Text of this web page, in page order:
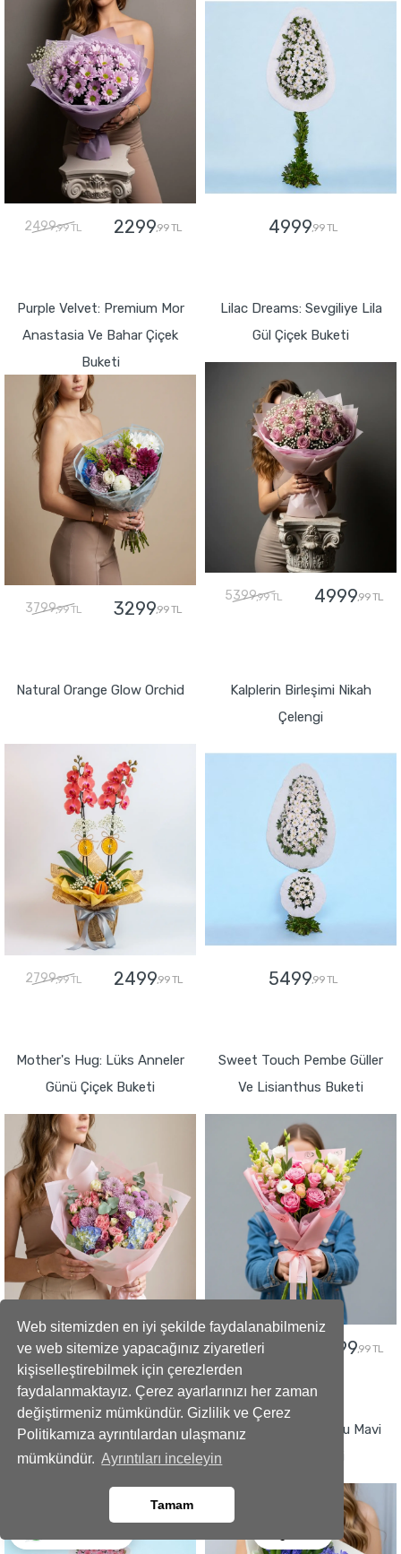
Web sitemizden en iyi şekilde faydalanabilmeniz
ve web sitemize yapacağınız ziyaretleri
kişiselleştirebilmek için çerezlerden
faydalanmaktayız. Çerez ayarlarınızı her zaman
değiştirmeniz mümkündür. Gizlilik ve Çerez
Politikamıza ayrıntılardan ulaşmanız
mümkündür. Ayrıntıları inceleyin
Tamam
2499,99 TL 2299,99 TL 4999,99 TL
Purple Velvet: Premium Mor
Anastasia Ve Bahar Çiçek
Buketi
3799,99 TL 3299,99 TL
Lilac Dreams: Sevgiliye Lila
Gül Çiçek Buketi
5399,99 TL 4999,99 TL
Natural Orange Glow Orchid
2799,99 TL 2499,99 TL
Kalplerin Birleşimi Nikah
Çelengi
5499,99 TL
Mother's Hug: Lüks Anneler
Günü Çiçek Buketi
5799,99 TL 5299,99 TL
GÖNDER
Sweet Touch Pembe Güller
Ve Lisianthus Buketi
2799,99 TL 2499,99 TL
GÖNDER
Büyüleyici Anlar Açılış Çelengi
İmza Tasarımlı Kokulu Mavi
Sümbül Buketi